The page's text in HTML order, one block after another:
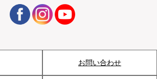
お問い合わせ